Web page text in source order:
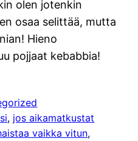
olen jotenkin
osaa selittää, mutta
Hieno
pojjaat kebabbia!
, jos aikamatkustat
vaikka vitun